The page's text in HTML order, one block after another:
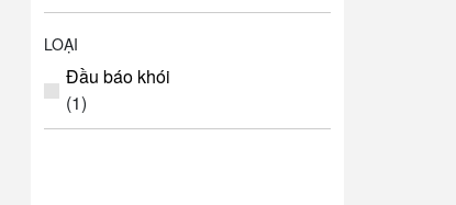
LOẠI
Đầu báo khói
(1)